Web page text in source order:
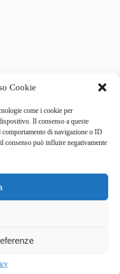
Cookie
come i cookie per
Il consenso a queste
comportamento di navigazione o ID
consenso può influire negativamente
- VERONA (VR)
511-7681
02954300238 – REA